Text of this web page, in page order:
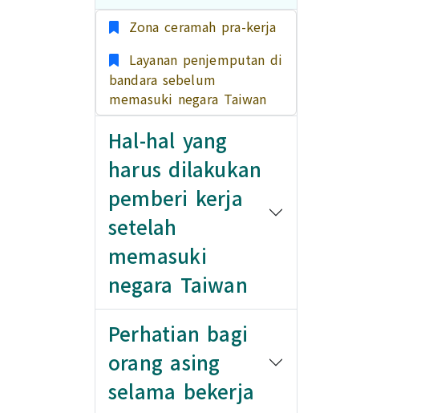
Zona ceramah pra-kerja
Layanan penjemputan di
bandara sebelum
memasuki negara Taiwan
Hal-hal yang
harus dilakukan
pemberi kerja
setelah
memasuki
negara Taiwan
Perhatian bagi
orang asing
selama bekerja